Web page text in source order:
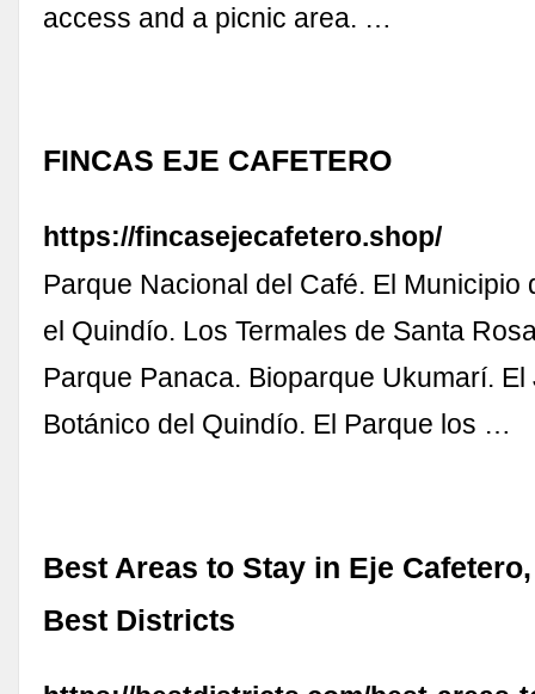
access and a picnic area. …
FINCAS EJE CAFETERO
https://fincasejecafetero.shop/
Parque Nacional del Café. El Municipio
el Quindío. Los Termales de Santa
Parque Panaca. Bioparque Ukumarí. El
Botánico del Quindío. El Parque los …
Best Areas to Stay in Eje
Best Districts